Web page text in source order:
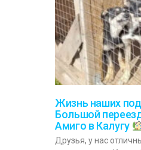
Жизнь наших
Большой
Амиго в Калугу
Друзья, у нас